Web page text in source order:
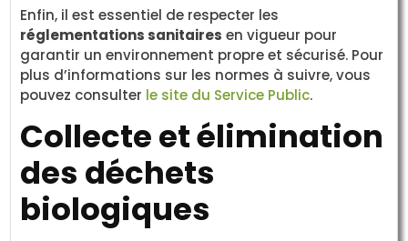
Enfin, il est essentiel de respecter les
réglementations sanitaires en vigueur pour
garantir un environnement propre et sécurisé. Pour
plus d’informations sur les normes à suivre, vous
pouvez consulter le site du Service Public.
Collecte et élimination
des déchets
biologiques